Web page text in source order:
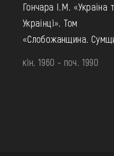
Гончара І.М. «Україна
Українці». Том
«Слобожанщина.
кін. 1960 - поч. 1990